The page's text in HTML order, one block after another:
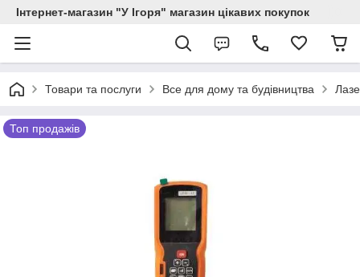
Інтернет-магазин "У Ігоря" магазин цікавих покупок
Товари та послуги Все для дому та будівництва
Топ продажів